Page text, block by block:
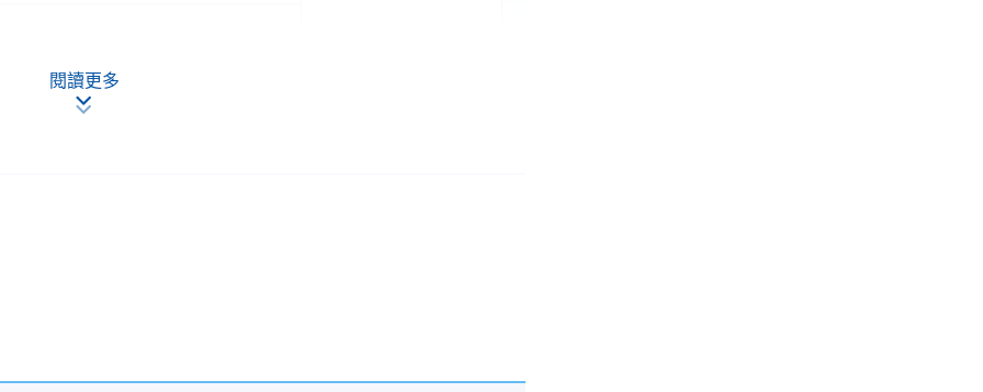
Ho Community College (HPSHCC)
Bay, Hong Kong.
閱讀更多